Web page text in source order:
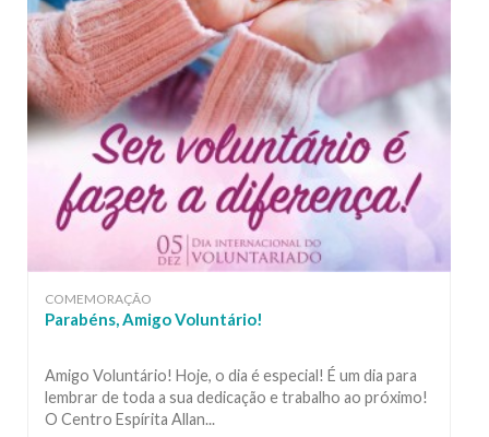
COMEMORAÇÃO
Parabéns, Amigo Voluntário!
Amigo Voluntário! Hoje, o dia é especial! É um dia para
lembrar de toda a sua dedicação e trabalho ao próximo!
O Centro Espírita Allan...